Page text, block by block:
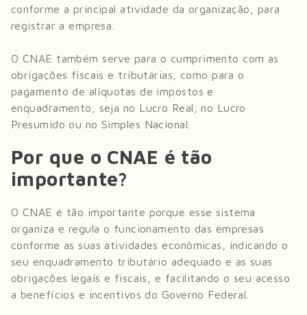
conforme a principal atividade da organização, para
registrar a empresa.
O CNAE também serve para o cumprimento com as
obrigações fiscais e tributárias, como para o
pagamento de alíquotas de impostos e
enquadramento, seja no Lucro Real, no Lucro
Presumido ou no Simples Nacional.
Por que o CNAE é tão
importante?
O CNAE é tão importante porque esse sistema
organiza e regula o funcionamento das empresas
conforme as suas atividades econômicas, indicando o
seu enquadramento tributário adequado e as suas
obrigações legais e fiscais, e facilitando o seu acesso
a benefícios e incentivos do Governo Federal.